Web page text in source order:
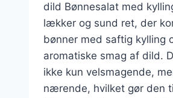
dild Bønnesalat med
lækker og sund ret, der
bønner med saftig kylling
aromatiske smag af dild.
ikke kun velsmagende,
nærende, hvilket gør den